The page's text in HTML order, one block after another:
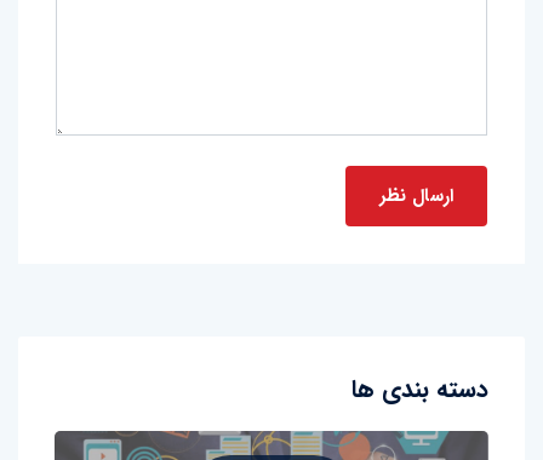
دسته بندی ها